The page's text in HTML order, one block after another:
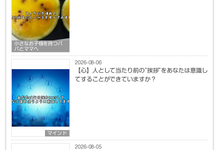
小さなお子様を持つパ
パとママへ
マインド
2026-08-06
【心】人として当たり前の”挨拶”をあなたは意識し
てすることができていますか？
2026-08-05